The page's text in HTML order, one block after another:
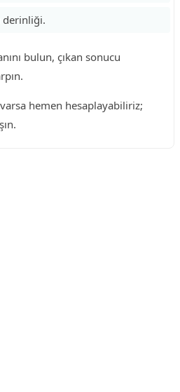
derinliği.
bulun, çıkan sonucu
hemen hesaplayabiliriz;